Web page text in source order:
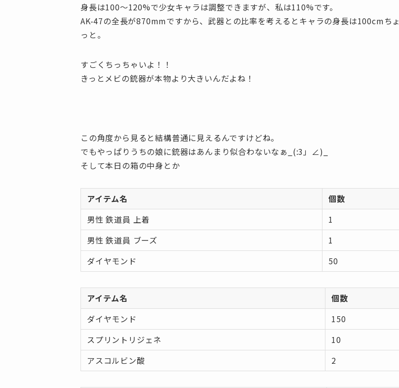
身長は100～120%で少女キャラは調整できますが、私は110%です。
AK-47の全長が870mmですから、武器との比率を考えるとキャラの身長は100cmちょ
っと。
すごくちっちゃいよ！！
きっとメビの銃器が本物より大きいんだよね！
この角度から見ると結構普通に見えるんですけどね。
でもやっぱりうちの娘に銃器はあんまり似合わないなぁ_(:3」∠)_
そして本日の箱の中身とか
アイテム名
個数
男性 鉄道員 上着
1
男性 鉄道員 ブーズ
1
ダイヤモンド
50
アイテム名
個数
ダイヤモンド
150
スプリントリジェネ
10
アスコルビン酸
2